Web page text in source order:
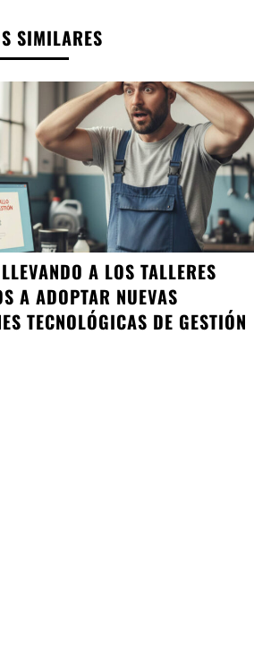
SIMILARES
A LOS TALLERES
A ADOPTAR NUEVAS
TECNOLÓGICAS DE GESTIÓN